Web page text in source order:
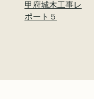
甲府城木工事レ
ポート５